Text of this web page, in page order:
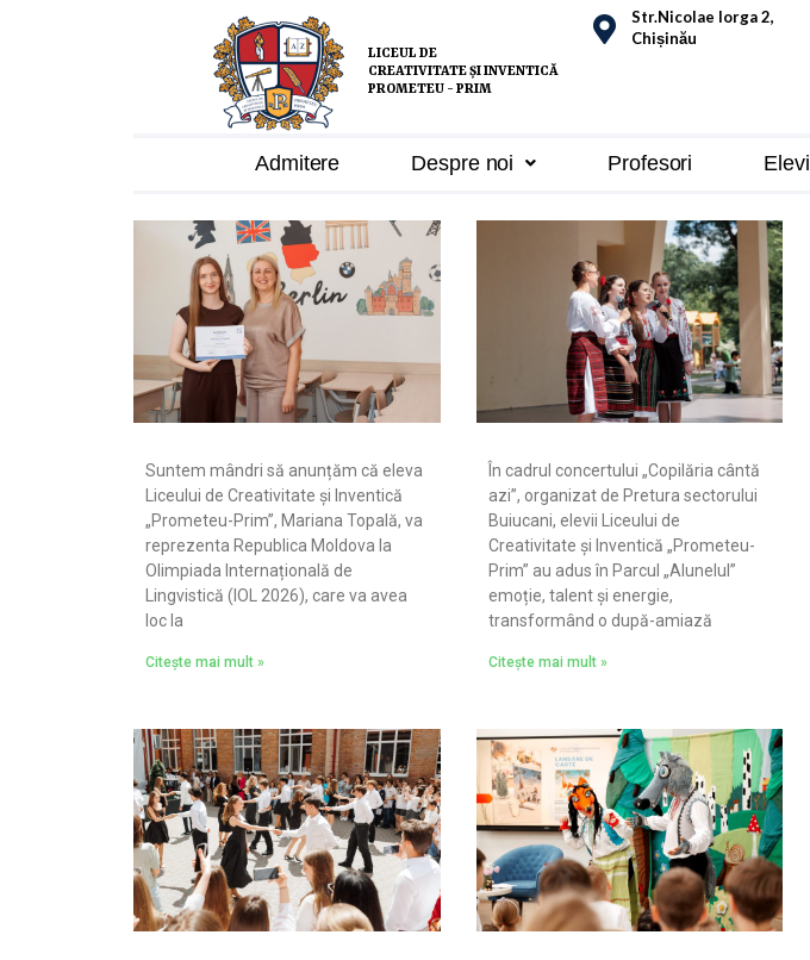
LICEUL DE
CREATIVITATE ȘI INVENTICĂ
PROMETEU - PRIM
Str.Nicolae Iorga 2,
Chișinău
Admitere Despre noi Profesori Elevi
Suntem mândri să anunțăm că eleva
Liceului de Creativitate și Inventică
„Prometeu-Prim”, Mariana Topală, va
reprezenta Republica Moldova la
Olimpiada Internațională de
Lingvistică (IOL 2026), care va avea
loc la
Citește mai mult »
În cadrul concertului „Copilăria cântă
azi”, organizat de Pretura sectorului
Buiucani, elevii Liceului de
Creativitate și Inventică „Prometeu-
Prim” au adus în Parcul „Alunelul”
emoție, talent și energie,
transformând o după-amiază
Citește mai mult »